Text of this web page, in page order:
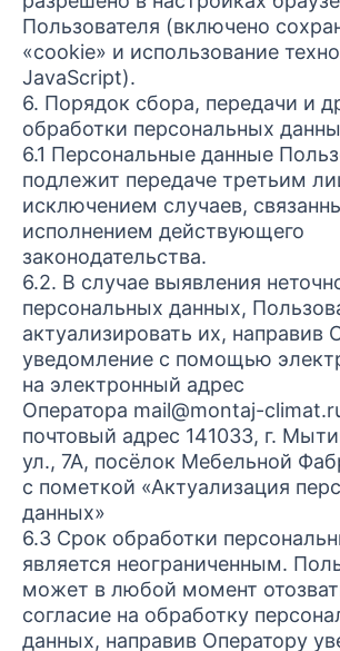
Пользователя (включено
«cookie» и использование
JavaScript).
6. Порядок сбора, передачи и
обработки персональных
6.1 Персональные данные
подлежит передаче третьим
исключением случаев,
исполнением действующего
законодательства.
6.2. В случае выявления
персональных данных,
актуализировать их, направив
уведомление с помощью
на электронный адрес
Оператора mail@montaj-
почтовый адрес 141033, г.
ул., 7А, посёлок Мебельной
с пометкой «Актуализация
данных»
6.3 Срок обработки
является неограниченным.
может в любой момент
согласие на обработку
данных, направив Оператору